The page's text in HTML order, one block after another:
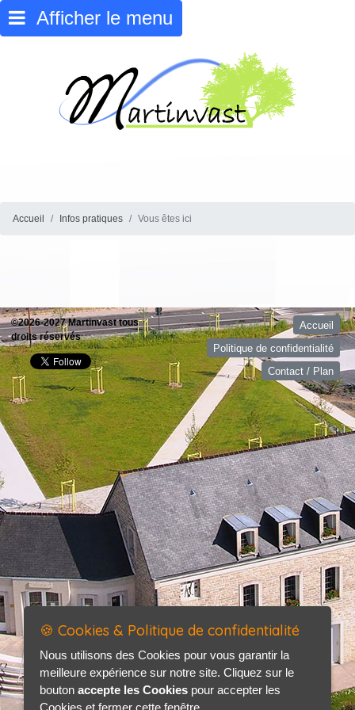
Afficher le menu
Accueil Infos pratiques Vous êtes ici
©2026-2027 Martinvast tous
droits réservés
Accueil
Politique de confidentialité
Contact / Plan
🍪 Cookies & Politique de confidentialité
Nous utilisons des Cookies pour vous garantir la
meilleure expérience sur notre site. Cliquez sur le
bouton accepte les Cookies pour accepter les
Cookies et fermer cette fenêtre.